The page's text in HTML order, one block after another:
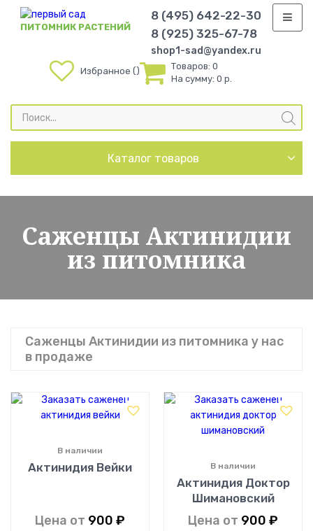
ПИТОМНИК РАСТЕНИЙ
8 (495) 642-22-30
8 (925) 325-67-78
shop1-sad@yandex.ru
Избранное Товаров: 0
На сумму: 0 р.
Поиск
товаров
Каталог товаров
Саженцы Актинидии
из питомника
Саженцы Актинидии из питомника у нас
в продаже
Актинидия Вейки
В наличии
Цена от 900 ₽
Актинидия Доктор
Шимановский
В наличии
Цена от 900 ₽